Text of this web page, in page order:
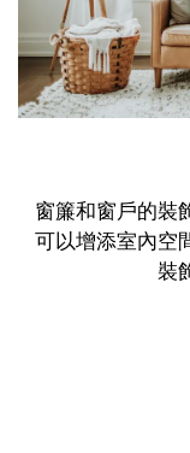
窗簾和窗戶的裝
可以增添室內空
裝